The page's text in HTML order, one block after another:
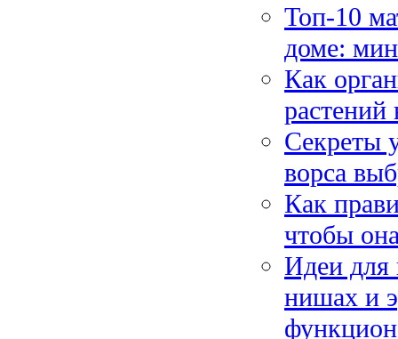
Топ-10
доме:
Как
растений
Секреты
ворса
Как
чтобы
Идеи для
нишах и